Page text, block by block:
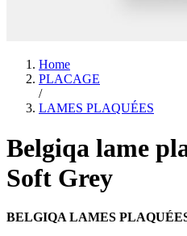
Home
PLACAGE
/
LAMES PLAQUÉES
Belgiqa lame
Soft Grey
BELGIQA LAMES